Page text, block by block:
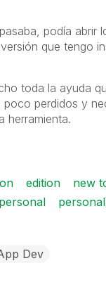
podía abrir
que tengo
toda la ayuda
poco perdidos y
herramienta.
edition
new
personal
Dev